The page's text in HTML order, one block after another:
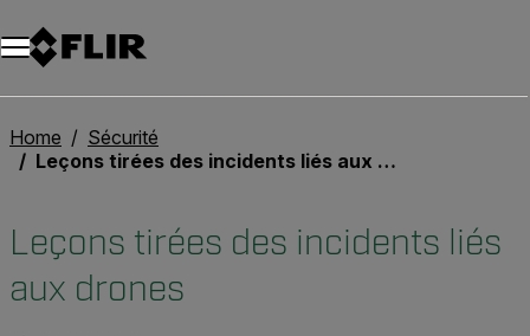
Unread messages
Modèle
Supprimer
articles
article
Ajouter au panier
Ajouté au panier
Home
Sécurité
Leçons tirées des incidents liés aux drones
Leçons tirées des incidents liés
aux drones